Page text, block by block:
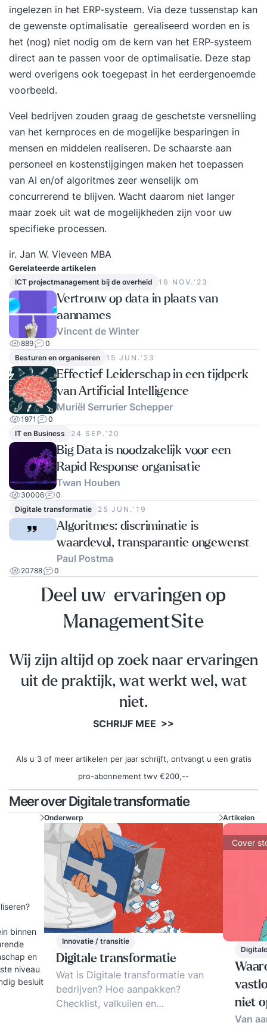
ingelezen in het ERP-systeem. Via deze tussenstap kan
de gewenste optimalisatie gerealiseerd worden en is
het (nog) niet nodig om de kern van het ERP-systeem
direct aan te passen voor de optimalisatie. Deze stap
werd overigens ook toegepast in het eerdergenoemde
voorbeeld.
Veel bedrijven zouden graag de geschetste versnelling
van het kernproces en de mogelijke besparingen in
mensen en middelen realiseren. De schaarste aan
personeel en kostenstijgingen maken het toepassen
van AI en/of algoritmes zeer wenselijk om
concurrerend te blijven. Wacht daarom niet langer
maar zoek uit wat de mogelijkheden zijn voor uw
specifieke processen.
ir. Jan W. Vieveen MBA
Gerelateerde artikelen
ICT projectmanagement bij de overheid 16 NOV.‘23
Vertrouw op data in plaats van
aannames
Vincent de Winter
889
0
Besturen en organiseren
15 JUN.‘23
Effectief Leiderschap in een tijdperk
van Artificial Intelligence
Muriël Serrurier Schepper
1971
0
IT en Business
24 SEP.‘20
Big Data is noodzakelijk voor een
Rapid Response organisatie
Twan Houben
30006
0
Digitale transformatie
25 JUN.‘19
Algoritmes: discriminatie is
waardevol, transparantie ongewenst
Paul Postma
20788 0
Deel uw ervaringen op
ManagementSite
Wij zijn altijd op zoek naar ervaringen
uit de praktijk, wat werkt wel, wat
niet.
SCHRIJF MEE >>
Als u 3 of meer artikelen per jaar schrijft, ontvangt u een gratis
pro-abonnement twv €200,--
Meer over Digitale transformatie
binnen
en
niveau
besluit
Onderwerp
Innovatie / transitie
Digitale transformatie
Wat is Digitale transformatie van
bedrijven? Hoe aanpakken?
Checklist, valkuilen en
Artikelen
Cover
niet
Van